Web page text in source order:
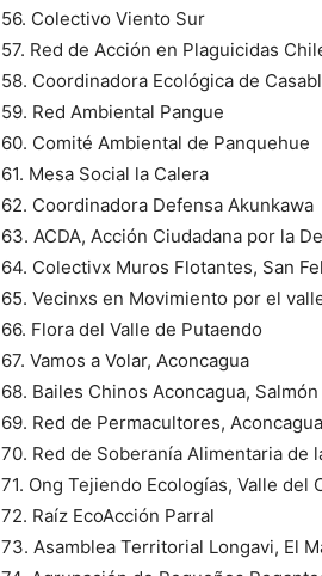
56. Colectivo Viento Sur
57. Red de Acción en Plaguicidas
58. Coordinadora Ecológica de
59. Red Ambiental Pangue
60. Comité Ambiental de Panquehue
61. Mesa Social la Calera
62. Coordinadora Defensa Akunkawa
63. ACDA, Acción Ciudadana por la
64. Colectivx Muros Flotantes, San
65. Vecinxs en Movimiento por el
66. Flora del Valle de Putaendo
67. Vamos a Volar, Aconcagua
68. Bailes Chinos Aconcagua, Salmón
69. Red de Permacultores, Aconcagua
70. Red de Soberanía Alimentaria de
71. Ong Tejiendo Ecologías, Valle del
72. Raíz EcoAcción Parral
73. Asamblea Territorial Longavi, El